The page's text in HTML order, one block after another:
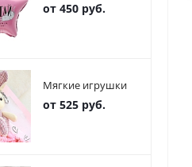
от 450 руб.
Мягкие игрушки
от 525 руб.